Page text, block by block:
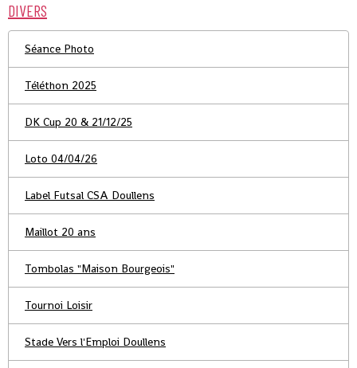
DIVERS
Séance Photo
Téléthon 2025
DK Cup 20 & 21/12/25
Loto 04/04/26
Label Futsal CSA Doullens
Maillot 20 ans
Tombolas "Maison Bourgeois"
Tournoi Loisir
Stade Vers l'Emploi Doullens